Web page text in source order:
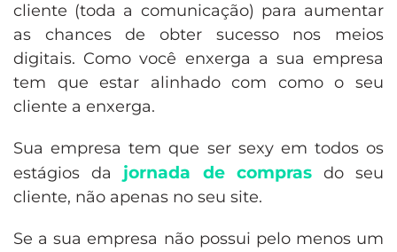
cliente (toda a comunicação) para aumentar
as chances de obter sucesso nos meios
digitais. Como você enxerga a sua empresa
tem que estar alinhado com como o seu
cliente a enxerga.
Sua empresa tem que ser sexy em todos os
estágios da jornada de comprasdo seu
cliente, não apenas no seu site.
Se a sua empresa não possui pelo menos um